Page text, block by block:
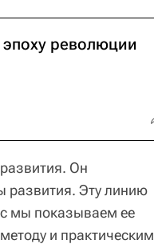
революции
Он
развития. Эту линию
мы показываем ее
и практическим